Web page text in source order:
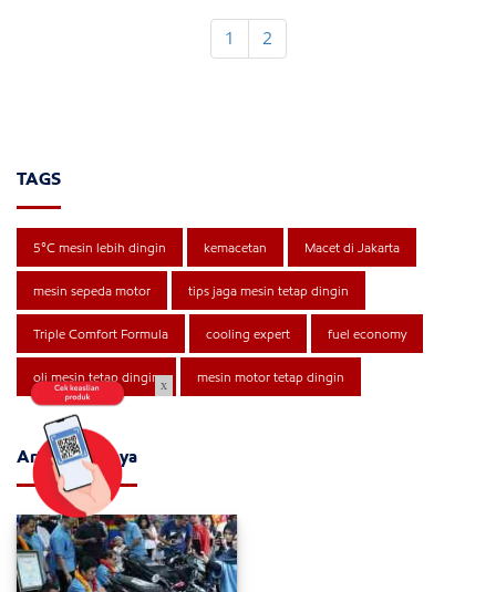
1 2
TAGS
5°C mesin lebih dingin kemacetan Macet di Jakarta
mesin sepeda motor tips jaga mesin tetap dingin
Triple Comfort Formula cooling expert fuel economy
oli mesin tetap dingin mesin motor tetap dingin
Artikel Lainnya
x